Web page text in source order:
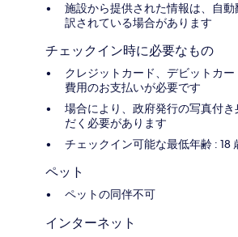
施設から提供された情報は、自
訳されている場合があります
チェックイン時に必要なもの
クレジットカード、デビットカ
費用のお支払いが必要です
場合により、政府発行の写真付
だく必要があります
チェックイン可能な最低年齢 : 18
ペット
ペットの同伴不可
インターネット